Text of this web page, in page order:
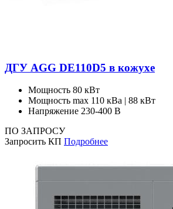
ДГУ AGG DE110D5 в кожухе
Мощность 80 кВт
Мощность max 110 кВа | 88 кВт
Напряжение 230-400 В
ПО ЗАПРОСУ
Запросить КП Подробнее